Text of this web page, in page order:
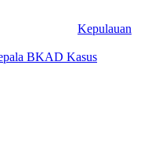
Kepulauan
BKAD Kasus